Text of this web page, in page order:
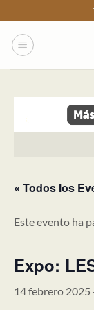
to
content
« Todos los
Este evento ha
Expo:
14 febrero 2025